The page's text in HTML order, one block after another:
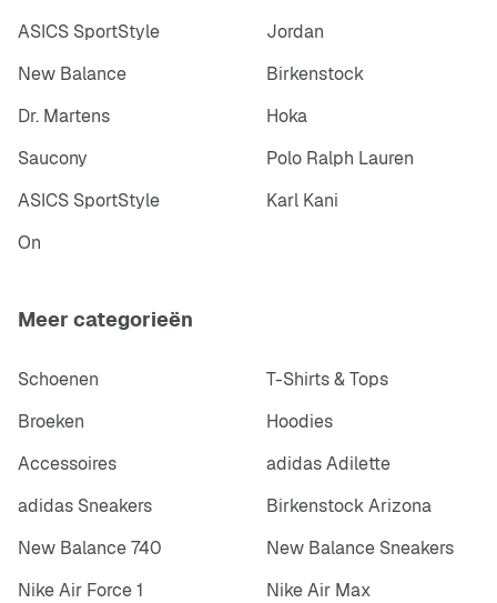
ASICS SportStyle
Jordan
New Balance
Birkenstock
Dr. Martens
Hoka
Saucony
Polo Ralph Lauren
ASICS SportStyle
Karl Kani
On
Meer categorieën
Schoenen
T-Shirts & Tops
Broeken
Hoodies
Accessoires
adidas Adilette
adidas Sneakers
Birkenstock Arizona
New Balance 740
New Balance Sneakers
Nike Air Force 1
Nike Air Max